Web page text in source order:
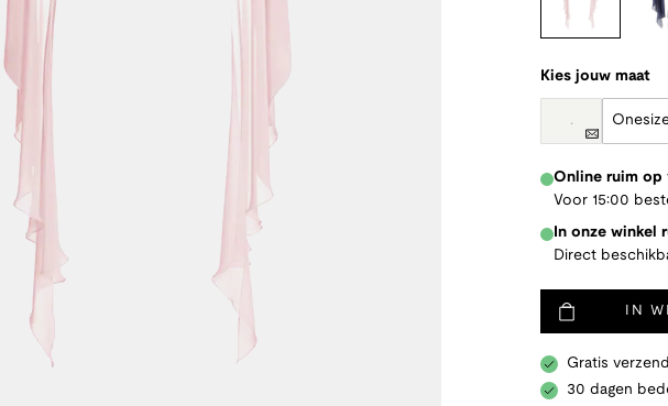
Kies jouw maat
.
Online ruim op
Voor 15:00
In onze winkel
Direct
IN
Gratis
30 dagen